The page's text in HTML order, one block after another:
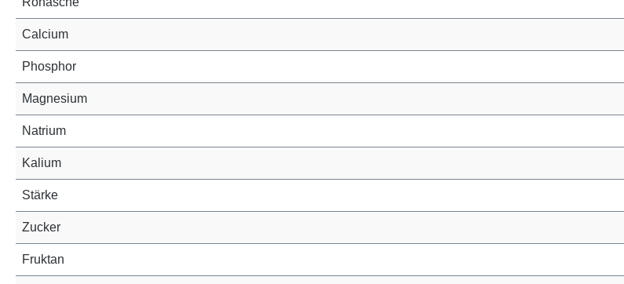
Calcium
Phosphor
Magnesium
Natrium
Kalium
Stärke
Zucker
Fruktan